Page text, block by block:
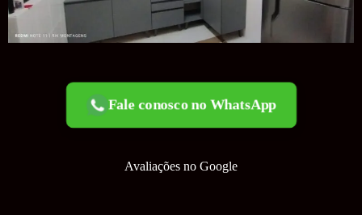
Fale conosco no WhatsApp
Avaliações no Google